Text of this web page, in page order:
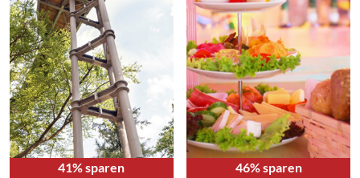
41% sparen
46% sparen